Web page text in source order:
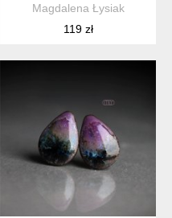
Magdalena Łysiak
119 zł